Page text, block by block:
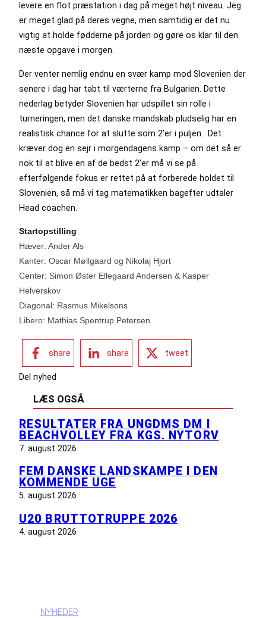
levere en flot præstation i dag på meget højt niveau. Jeg
er meget glad på deres vegne, men samtidig er det nu
vigtig at holde fødderne på jorden og gøre os klar til den
næste opgave i morgen.
Der venter nemlig endnu en svær kamp mod Slovenien der
senere i dag har tabt til værterne fra Bulgarien. Dette
nederlag betyder Slovenien har udspillet sin rolle i
turneringen, men det danske mandskab pludselig har en
realistisk chance for at slutte som 2’er i puljen. Det
kræver dog en sejr i morgendagens kamp – om det så er
nok til at blive en af de bedst 2’er må vi se på
efterfølgende fokus er rettet på at forberede holdet til
Slovenien, så må vi tag matematikken bagefter udtaler
Head coachen.
Startopstilling
Hæver: Ander Als
Kanter: Oscar Møllgaard og Nikolaj Hjort
Center: Simon Øster Ellegaard Andersen & Kasper
Helverskov
Diagonal: Rasmus Mikelsons
Libero: Mathias Spentrup Petersen
share share tweet
Del nyhed
LÆS OGSÅ
RESULTATER FRA UNGDMS DM I
BEACHVOLLEY FRA KGS. NYTORV
7. august 2026
FEM DANSKE LANDSKAMPE I DEN
KOMMENDE UGE
5. august 2026
U20 BRUTTOTRUPPE 2026
4. august 2026
NYHEDER